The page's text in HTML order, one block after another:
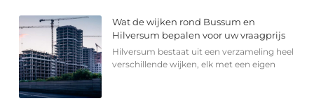
Wat de wijken rond Bussum en
Hilversum bepalen voor uw vraagprijs
Hilversum bestaat uit een verzameling heel
verschillende wijken, elk met een eigen